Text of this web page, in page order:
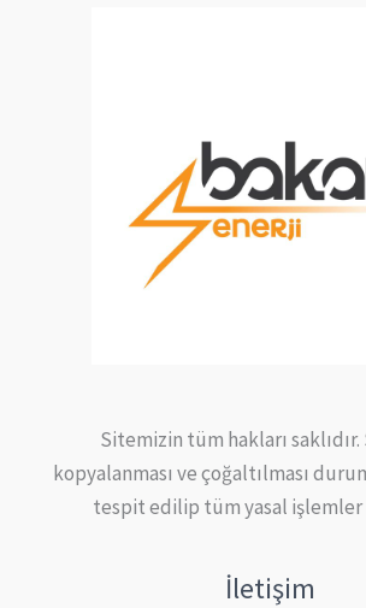
Sitemizin tüm hakları
kopyalanması ve çoğaltılması
tespit edilip tüm yasal işlemler
İletişim